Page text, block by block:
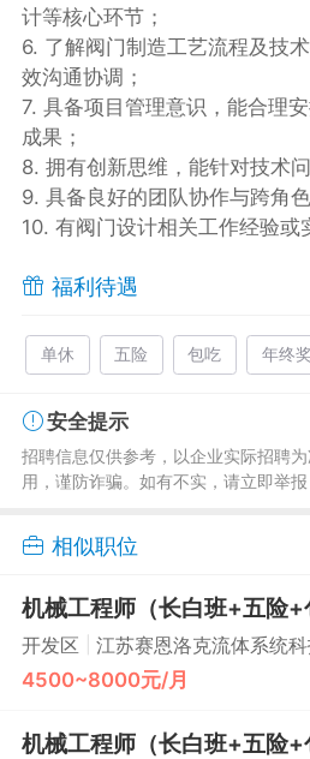
计等核心环节；
6. 了解阀门制造工艺流程及技
效沟通协调；
7. 具备项目管理意识，能合理
成果；
8. 拥有创新思维，能针对技术
9. 具备良好的团队协作与跨角
10. 有阀门设计相关工作经验或
福利待遇
单休 五险 包吃 年终奖
安全提示
招聘信息仅供参考，以企业实际招聘
用，谨防诈骗。如有不实，请立即举报
相似职位
机械工程师（长白班+五险+
开发区
江苏赛恩洛克流体系统
4500~8000元/月
机械工程师（长白班+五险+